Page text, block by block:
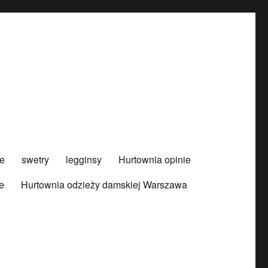
swetry legginsy
Hurtownia opinie
Hurtownia odzieży damskiej Warszawa